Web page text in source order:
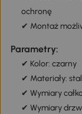
ochronę
✔ Montaż
Parametry:
✔ Kolor: czarny
✔ Materiały:
✔ Wymiary
✔ Wymiary